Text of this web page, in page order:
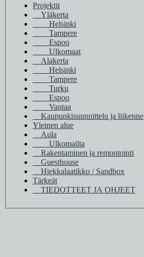
Projektit
Yläkerta
Helsinki
Tampere
Espoo
Ulkomaat
Alakerta
Helsinki
Tampere
Turku
Espoo
Vantaa
Kaupunkisuunnittelu ja liikenne
Yleinen alue
Aula
Ulkomailta
Rakentaminen ja remontointi
Guesthouse
Hiekkalaatikko / Sandbox
Tärkeät
TIEDOTTEET JA OHJEET